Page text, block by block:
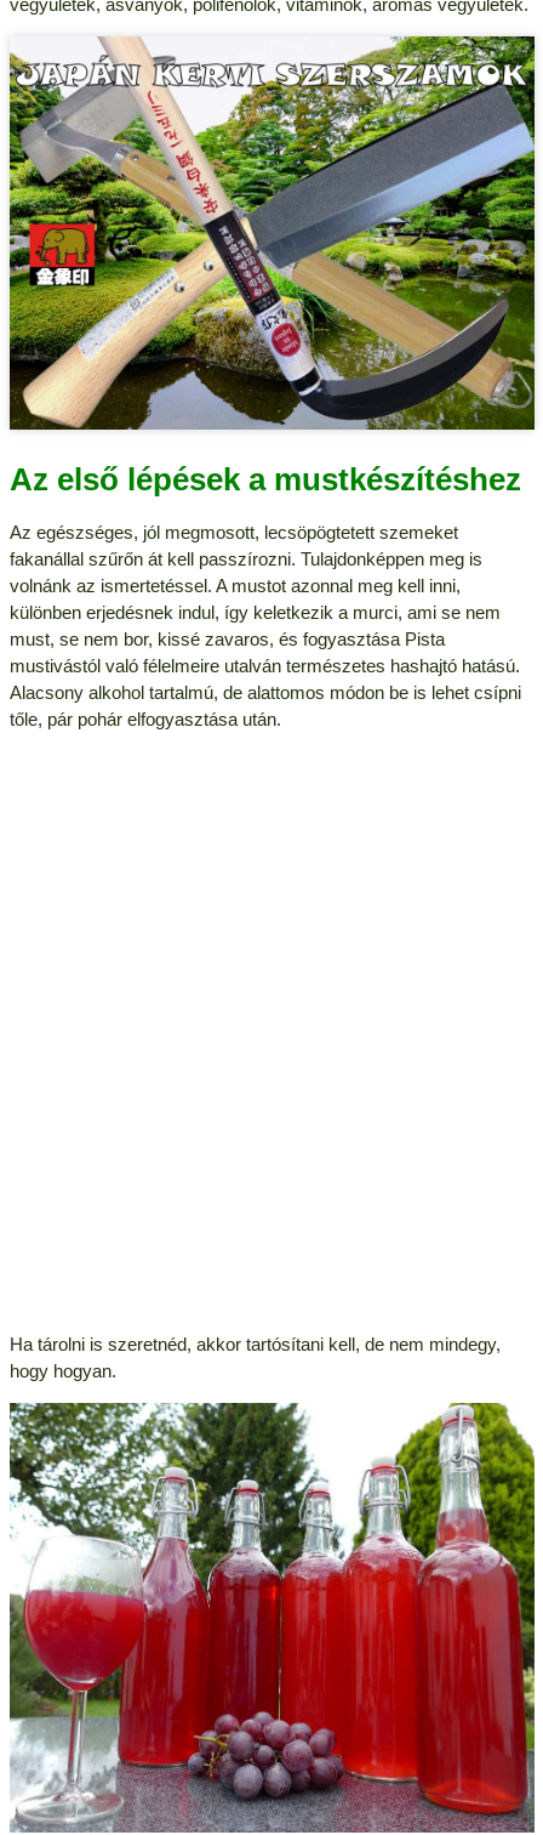
Az első lépések a mustkészítéshez
Az egészséges, jól megmosott, lecsöpögtetett szemeket
fakanállal szűrőn át kell passzírozni. Tulajdonképpen meg is
volnánk az ismertetéssel. A mustot azonnal meg kell inni,
különben erjedésnek indul, így keletkezik a murci, ami se nem
must, se nem bor, kissé zavaros, és fogyasztása Pista
mustivástól való félelmeire utalván természetes hashajtó hatású.
Alacsony alkohol tartalmú, de alattomos módon be is lehet csípni
tőle, pár pohár elfogyasztása után.
Ha tárolni is szeretnéd, akkor tartósítani kell, de nem mindegy,
hogy hogyan.